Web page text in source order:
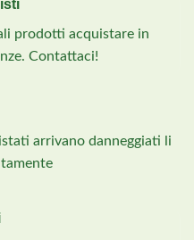
prodotti acquistare in
Contattaci!
arrivano danneggiati li